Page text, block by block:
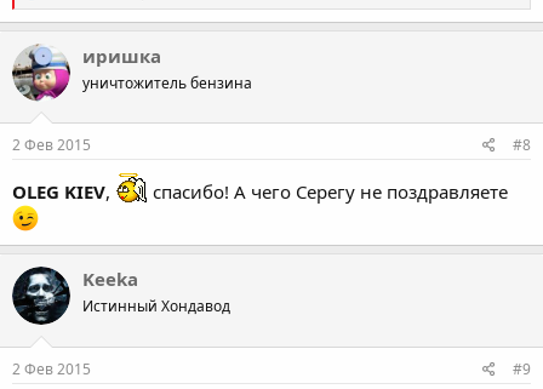
e
a
c
t
i
o
n
s
иришка
уничтожитель бензина
2 Фев 2015 #8
OLEG KIEV, спасибо! А чего Серегу не поздравляете
Keeka
Истинный Хондавод
2 Фев 2015 #9